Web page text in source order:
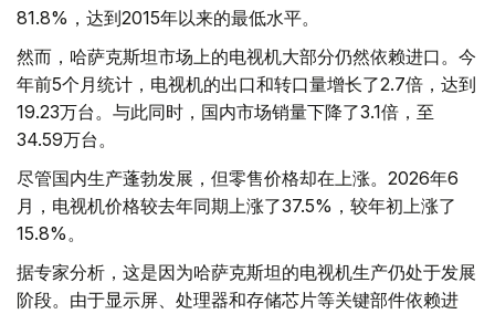
81.8%，达到2015年以来的最低水平。
然而，哈萨克斯坦市场上的电视机大部分仍然依赖进口。今
年前5个月统计，电视机的出口和转口量增长了2.7倍，达到
19.23万台。与此同时，国内市场销量下降了3.1倍，至
34.59万台。
尽管国内生产蓬勃发展，但零售价格却在上涨。2026年6
月，电视机价格较去年同期上涨了37.5%，较年初上涨了
15.8%。
据专家分析，这是因为哈萨克斯坦的电视机生产仍处于发展
阶段。由于显示屏、处理器和存储芯片等关键部件依赖进